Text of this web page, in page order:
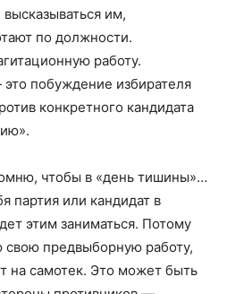
им,
по должности.
работу.
побуждение избирателя
конкретного кандидата
чтобы в «день тишины»…
партия или кандидат в
этим заниматься. Потому
свою предвыборную работу,
на самотек. Это может быть